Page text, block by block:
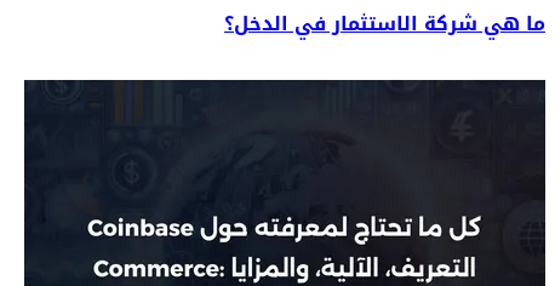
ما هي شركة الاستثمار في الدخل؟